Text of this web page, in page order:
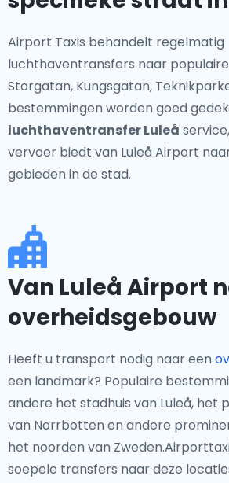
Airport Taxis behandelt regelmatig
luchthaventransfers naar
Storgatan, Kungsgatan,
bestemmingen worden goed
luchthaventransfer Luleå
vervoer biedt van Luleå Airport
gebieden in de stad.
Van Luleå Airport
overheidsgebouw
Heeft u transport nodig naar een
een landmark? Populaire
andere het stadhuis van Luleå, het
van Norrbotten en andere
het noorden van
soepele transfers naar deze